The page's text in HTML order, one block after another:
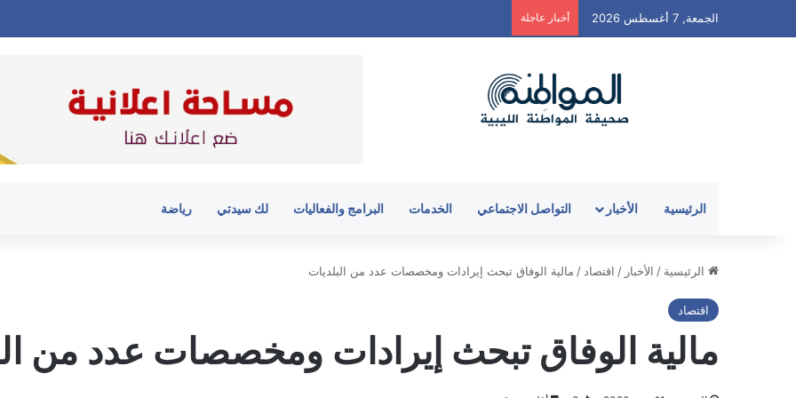
الجمعة, 7 أغسطس 2026 أخبار عاجلة
الرئيسية الأخبار التواصل الاجتماعي الخدمات البرامج والفعاليات لك سيدتي رياضة
الرئيسية / الأخبار / اقتصاد / مالية الوفاق تبحث إيرادات ومخصصات عدد من البلديات
اقتصاد
مالية الوفاق تبحث إيرادات ومخصصات عدد من